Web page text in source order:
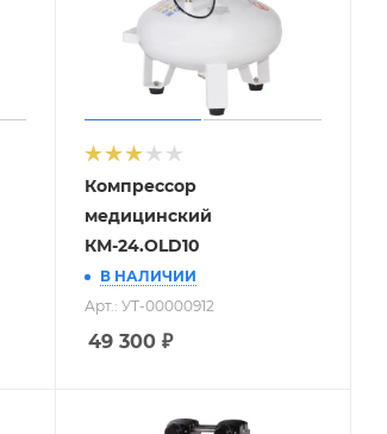
Компрессор
медицинский
КМ-24.OLD10
В НАЛИЧИИ
Арт.: УТ-00000912
49 300₽